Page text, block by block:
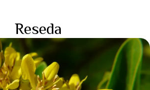
Reseda